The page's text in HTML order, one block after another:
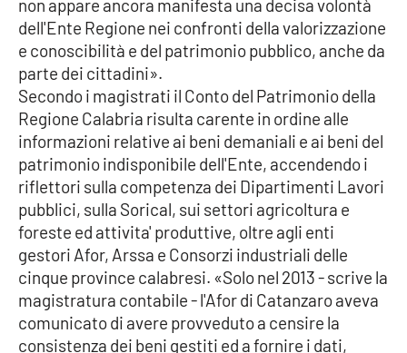
Imprese Di Calabria
Le perfidie di Antonella Grippo
Venti di comunicazione
STREAMING
LaC TV
LaC Network
LaC OnAir
non appare ancora manifesta una decisa volontà
dell'Ente Regione nei confronti della valorizzazione
e conoscibilità e del patrimonio pubblico, anche da
parte dei cittadini».
Secondo i magistrati il Conto del Patrimonio della
Regione Calabria risulta carente in ordine alle
informazioni relative ai beni demaniali e ai beni del
patrimonio indisponibile dell'Ente, accendendo i
riflettori sulla competenza dei Dipartimenti Lavori
pubblici, sulla Sorical, sui settori agricoltura e
foreste ed attivita' produttive, oltre agli enti
gestori Afor, Arssa e Consorzi industriali delle
cinque province calabresi. «Solo nel 2013 - scrive la
magistratura contabile - l'Afor di Catanzaro aveva
comunicato di avere provveduto a censire la
consistenza dei beni gestiti ed a fornire i dati,